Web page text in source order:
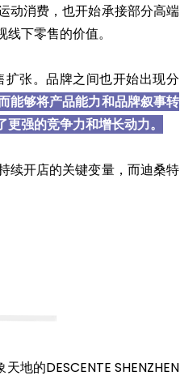
动消费，也开始承接部分高端
下零售的价值。
张。品牌之间也开始出现分
能够将产品能力和品牌叙事转
强的竞争力和增长动力。
续开店的关键变量，而迪桑特
地的DESCENTE SHENZHEN